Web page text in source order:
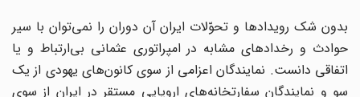
بدون شک رویدادها و تحوّلات ایران آن دوران را نمی‌توان با سیر
حوادث و رخدادهای مشابه در امپراتوری عثمانی بی‌ارتباط و یا
اتفاقی دانست. نمایندگان اعزامی از سوی کانون‌های یهودی از یک
سو و نمایندگان سفارتخانه‌های اروپایی مستقر در ایران از سوی